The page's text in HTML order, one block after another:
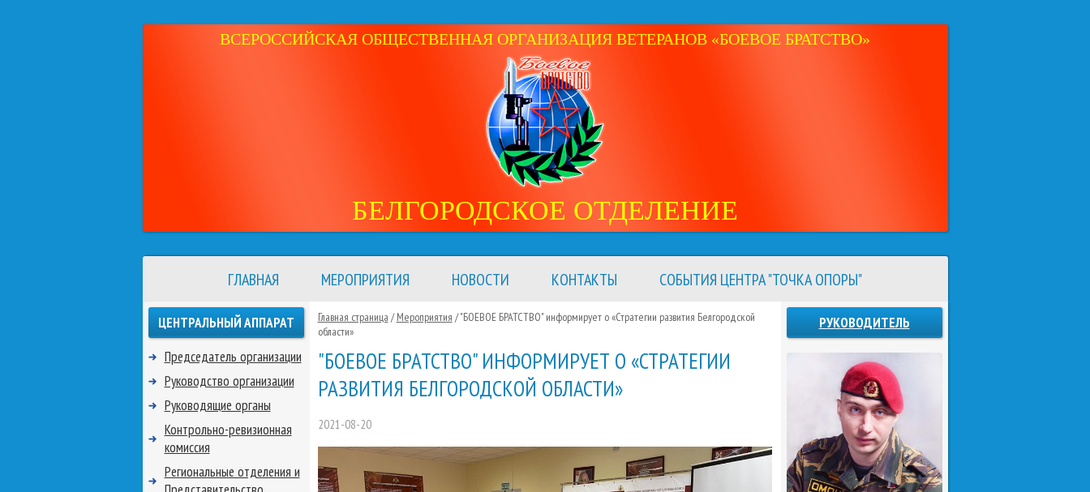
ВСЕРОССИЙСКАЯ ОБЩЕСТВЕННАЯ ОРГАНИЗАЦИЯ ВЕТЕРАНОВ «БОЕВОЕ БРАТСТВО»
БЕЛГОРОДСКОЕ ОТДЕЛЕНИЕ
ГЛАВНАЯ МЕРОПРИЯТИЯ НОВОСТИ КОНТАКТЫ СОБЫТИЯ ЦЕНТРА "ТОЧКА ОПОРЫ"
Главная страница /Мероприятия /"БОЕВОЕ БРАТСТВО" информирует о «Стратегии развития Белгородской
области»
"БОЕВОЕ БРАТСТВО" ИНФОРМИРУЕТ О «СТРАТЕГИИ
РАЗВИТИЯ БЕЛГОРОДСКОЙ ОБЛАСТИ»
2021-08-20
ЦЕНТРАЛЬНЫЙ АППАРАТ
Председатель организации
Руководство организации
Руководящие органы
Контрольно-ревизионная
комиссия
Региональные отделения и
РУКОВОДИТЕЛЬ